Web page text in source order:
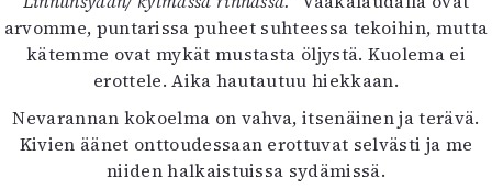
arvomme, puntarissa puheet suhteessa tekoihin, mutta
kätemme ovat mykät mustasta öljystä. Kuolema ei
erottele. Aika hautautuu hiekkaan.
Nevarannan kokoelma on vahva, itsenäinen ja terävä.
Kivien äänet onttoudessaan erottuvat selvästi ja me
niiden halkaistuissa sydämissä.